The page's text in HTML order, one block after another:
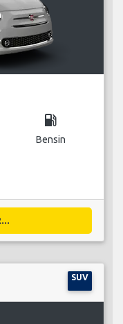
local_gas_station
Bensin
SUV